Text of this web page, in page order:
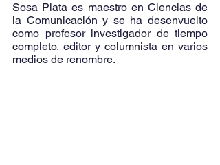
Sosa Plata es maestro en Ciencias de
la Comunicación y se ha desenvuelto
como profesor investigador de tiempo
completo, editor y columnista en varios
medios de renombre.